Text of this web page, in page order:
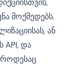
მოქმედებს.
ან
API, და